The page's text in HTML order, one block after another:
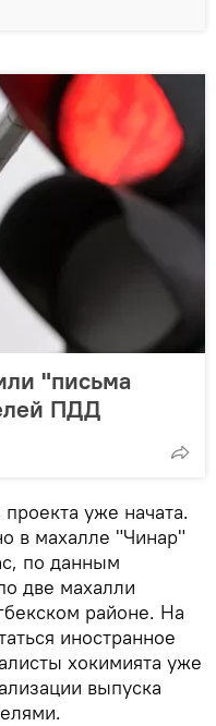
"письма
ПДД
уже начата.
в махалле "Чинар"
по данным
две махалли
районе. На
иностранное
хокимията уже
выпуска